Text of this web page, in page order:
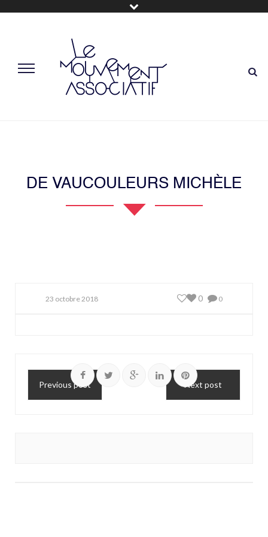
DE VAUCOULEURS MICHÈLE
23 octobre 2018 0
0
Previous post Next post